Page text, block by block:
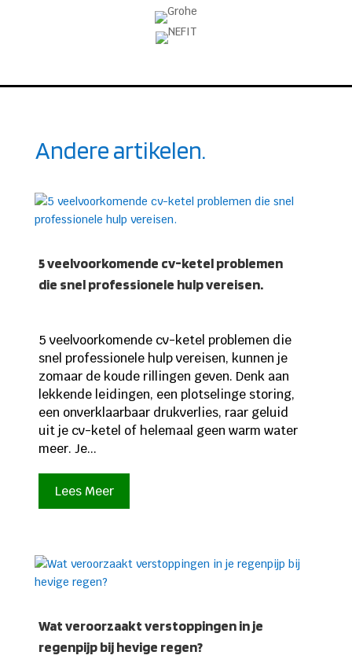
Andere artikelen.
5 veelvoorkomende cv-ketel problemen
die snel professionele hulp vereisen.
5 veelvoorkomende cv-ketel problemen die
snel professionele hulp vereisen, kunnen je
zomaar de koude rillingen geven. Denk aan
lekkende leidingen, een plotselinge storing,
een onverklaarbaar drukverlies, raar geluid
uit je cv-ketel of helemaal geen warm water
meer. Je...
Lees Meer
Wat veroorzaakt verstoppingen in je
regenpijp bij hevige regen?